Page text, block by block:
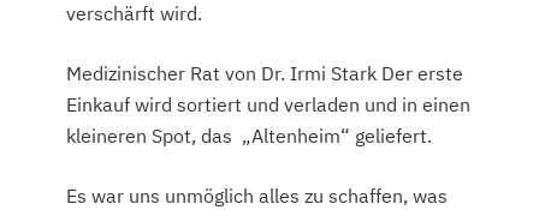
verschärft wird.
Medizinischer Rat von Dr. Irmi Stark Der erste
Einkauf wird sortiert und verladen und in einen
kleineren Spot, das „Altenheim“ geliefert.
Es war uns unmöglich alles zu schaffen, was